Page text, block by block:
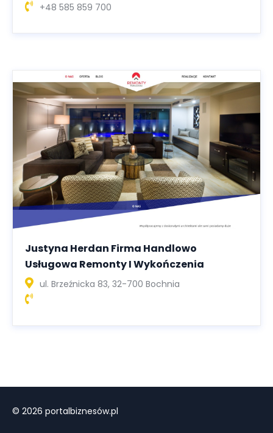
+48 585 859 700
Justyna Herdan Firma Handlowo
Usługowa Remonty I Wykończenia
ul. Brzeźnicka 83, 32-700 Bochnia
© 2026 portalbiznesów.pl